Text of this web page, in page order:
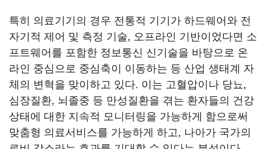
특히 의료기기의 경우 전통적 기기가 하드웨어와 전
자기적 제어 및 측정 기술, 오프라인 기반이었다면 소
프트웨어를 포함한 정보통신 신기술을 바탕으로 온
라인 중심으로 중심축이 이동하는 등 산업 생태계 자
체의 변혁을 맞이하고 있다. 이는 고혈압이나 당뇨,
심장질환, 뇌졸중 등 만성질환을 겪는 환자들의 건강
상태에 대한 지속적 모니터링을 가능하게 함으로써
맞춤형 의료서비스를 가능하게 하고, 나아가 국가의